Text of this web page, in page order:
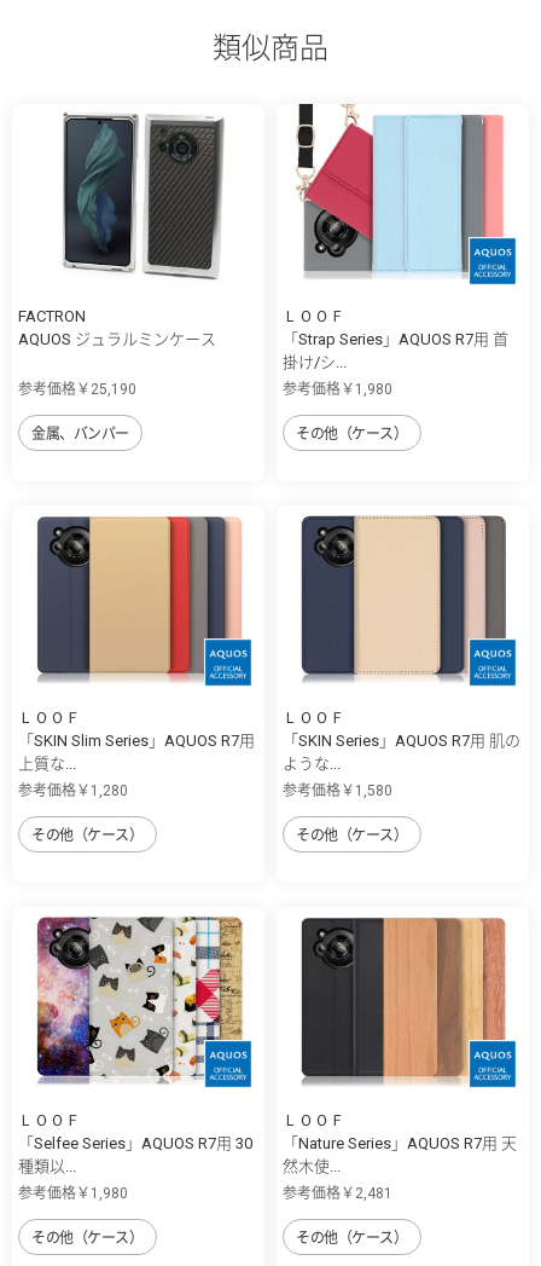
類似商品
FACTRON
AQUOS ジュラルミンケース
参考価格￥25,190
金属、バンパー
ＬＯＯＦ
「Strap Series」AQUOS R7用 首
掛け/シ...
参考価格￥1,980
その他（ケース）
ＬＯＯＦ
「SKIN Slim Series」AQUOS R7用
上質な...
参考価格￥1,280
その他（ケース）
ＬＯＯＦ
「SKIN Series」AQUOS R7用 肌の
ような...
参考価格￥1,580
その他（ケース）
ＬＯＯＦ
「Selfee Series」AQUOS R7用 30
種類以...
参考価格￥1,980
その他（ケース）
ＬＯＯＦ
「Nature Series」AQUOS R7用 天
然木使...
参考価格￥2,481
その他（ケース）